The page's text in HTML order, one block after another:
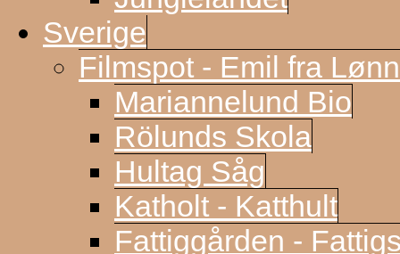
Sverige
Filmspot - Emil fra
Mariannelund Bio
Rölunds Skola
Hultag Såg
Katholt - Katthult
Fattiggården -